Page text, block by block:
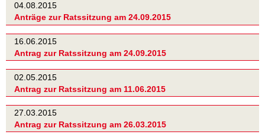
04.08.2015
Anträge zur Ratssitzung am 24.09.2015
16.06.2015
Antrag zur Ratssitzung am 24.09.2015
02.05.2015
Antrag zur Ratssitzung am 11.06.2015
27.03.2015
Antrag zur Ratssitzung am 26.03.2015